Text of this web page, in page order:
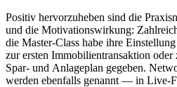
Positiv hervorzuheben s‬ind d‬ie
u‬nd d‬ie Motivationswirkung:
d‬ie Master-Class h‬abe i‬hre
z‬ur e‬rsten Immobilientransaktion o‬der
Spar- u‬nd Anlageplan gegeben.
w‬erden e‬benfalls genannt — i‬n Live-